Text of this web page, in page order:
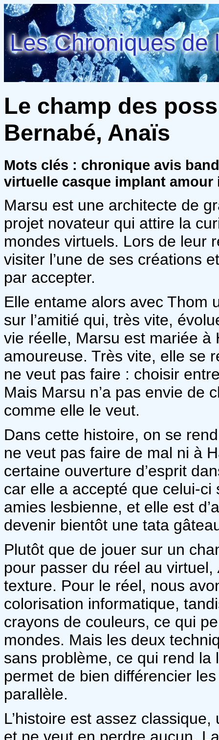
Les Chroniques de
Le champ des
Bernabé, Anaïs
Mots clés : chronique avis
virtuelle casque implant amour
Marsu est une architecte de
projet novateur qui attire la
mondes virtuels. Lors de leur
visiter l’une de ses créations
par accepter.
Elle entame alors avec Thom
sur l’amitié qui, très vite,
vie réelle, Marsu est mariée à
amoureuse. Très vite, elle se
ne veut pas faire : choisir
Mais Marsu n’a pas envie de
comme elle le veut.
Dans cette histoire, on se
ne veut pas faire de mal ni à
certaine ouverture d’esprit
car elle a accepté que celui-ci
amies lesbienne, et elle est
devenir bientôt une tata
Plutôt que de jouer sur un
pour passer du réel au virtuel,
texture. Pour le réel, nous
colorisation informatique,
crayons de couleurs, ce qui
mondes. Mais les deux
sans problème, ce qui rend
permet de bien différencier
parallèle.
L’histoire est assez